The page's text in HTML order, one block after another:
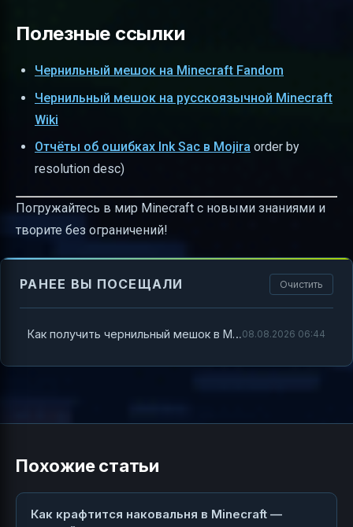
Полезные ссылки
Чернильный мешок на Minecraft Fandom
Чернильный мешок на русскоязычной Minecraft
Wiki
Отчёты об ошибках Ink Sac в Mojira order by
resolution desc)
Погружайтесь в мир Minecraft с новыми знаниями и
творите без ограничений!
РАНЕЕ ВЫ ПОСЕЩАЛИ Очистить
Как получить чернильный мешок в Minecraft — полный гайд08.08.2026 06:44
Похожие статьи
Как крафтится наковальня в Minecraft —